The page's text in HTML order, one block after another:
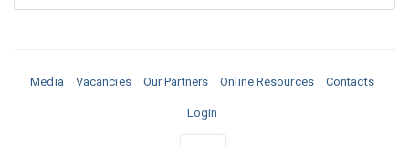
Media Vacancies Our Partners Online Resources Contacts
Login